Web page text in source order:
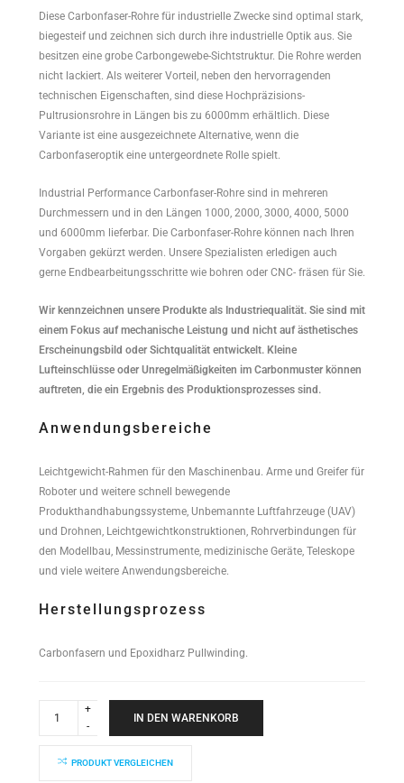
Diese Carbonfaser-Rohre für industrielle Zwecke sind optimal stark,
biegesteif und zeichnen sich durch ihre industrielle Optik aus. Sie
besitzen eine grobe Carbongewebe-Sichtstruktur. Die Rohre werden
nicht lackiert. Als weiterer Vorteil, neben den hervorragenden
technischen Eigenschaften, sind diese Hochpräzisions-
Pultrusionsrohre in Längen bis zu 6000mm erhältlich. Diese
Variante ist eine ausgezeichnete Alternative, wenn die
Carbonfaseroptik eine untergeordnete Rolle spielt.
Industrial Performance Carbonfaser-Rohre sind in mehreren
Durchmessern und in den Längen 1000, 2000, 3000, 4000, 5000
und 6000mm lieferbar. Die Carbonfaser-Rohre können nach Ihren
Vorgaben gekürzt werden. Unsere Spezialisten erledigen auch
gerne Endbearbeitungsschritte wie bohren oder CNC- fräsen für Sie.
Wir kennzeichnen unsere Produkte als Industriequalität. Sie sind mit
einem Fokus auf mechanische Leistung und nicht auf ästhetisches
Erscheinungsbild oder Sichtqualität entwickelt. Kleine
Lufteinschlüsse oder Unregelmäßigkeiten im Carbonmuster können
auftreten, die ein Ergebnis des Produktionsprozesses sind.
Anwendungsbereiche
Leichtgewicht-Rahmen für den Maschinenbau. Arme und Greifer für
Roboter und weitere schnell bewegende
Produkthandhabungssysteme, Unbemannte Luftfahrzeuge (UAV)
und Drohnen, Leichtgewichtkonstruktionen, Rohrverbindungen für
den Modellbau, Messinstrumente, medizinische Geräte, Teleskope
und viele weitere Anwendungsbereiche.
Herstellungsprozess
Carbonfasern und Epoxidharz Pullwinding.
Performance
quantity
IN DEN WARENKORB
PRODUKT VERGLEICHEN